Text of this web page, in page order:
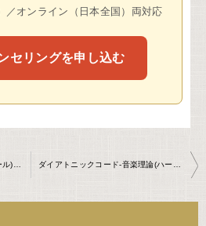
オンライン（日本全国）両対応
セリングを申し込む